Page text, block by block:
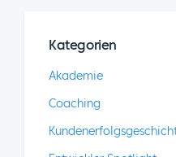
Kategorien
Akademie
Coaching